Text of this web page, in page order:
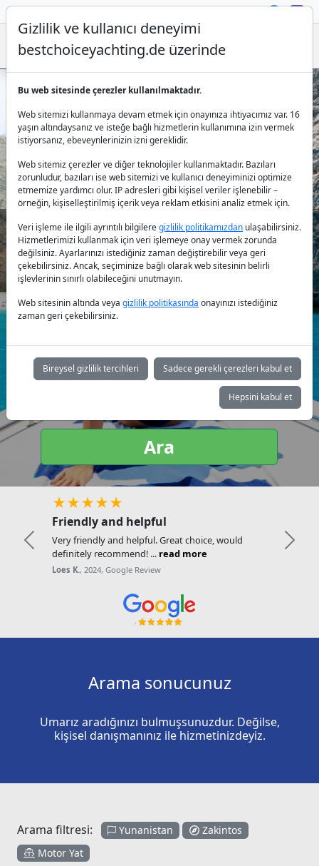
Zakintos açıklarında modern bir motor
yat kiralayın
Ülke:
Destinasyon:
Yat tipi:
Ara
★★★★★
Friendly and helpful
Very friendly and helpful. Great choice, would
definitely recommend! ... read more
Loes K., 2024, Google Review
Previous Next
Arama sonucunuz
Umarız aradığınızı bulmuşsunuzdur. Değilse,
kişisel danışmanınız ile hizmetinizdeyiz.
Arama filtresi: Yunanistan
Zakintos
Motor Yat
Gizlilik ve kullanıcı deneyimi
bestchoiceyachting.de üzerinde
Bu web sitesinde çerezler kullanılmaktadır.
Web sitemizi kullanmaya devam etmek için onayınıza ihtiyacımız var. 16
yaşın altındaysanız ve isteğe bağlı hizmetlerin kullanımına izin vermek
istiyorsanız, ebeveynlerinizin izni gereklidir.
Web sitemiz çerezler ve diğer teknolojiler kullanmaktadır. Bazıları
zorunludur, bazıları ise web sitemizi ve kullanıcı deneyiminizi optimize
etmemize yardımcı olur. IP adresleri gibi kişisel veriler işlenebilir –
örneğin, kişiselleştirilmiş içerik veya reklam etkisini analiz etmek için.
Veri işleme ile ilgili ayrıntılı bilgileregizlilik politikamızdan ulaşabilirsiniz.
Hizmetlerimizi kullanmak için veri işlemeye onay vermek zorunda
değilsiniz. Ayarlarınızı istediğiniz zaman değiştirebilir veya geri
çekebilirsiniz. Ancak, seçiminize bağlı olarak web sitesinin belirli
işlevlerinin sınırlı olabileceğini unutmayın.
Web sitesinin altında veya gizlilik politikasında onayınızı istediğiniz
zaman geri çekebilirsiniz.
Bireysel gizlilik tercihleri Sadece gerekli çerezleri kabul et
Hepsini kabul et